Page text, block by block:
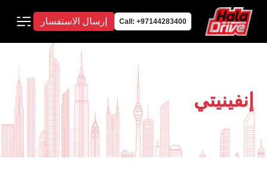
Call: +97144283400 إرسال الاستفسار
إنفينيتي